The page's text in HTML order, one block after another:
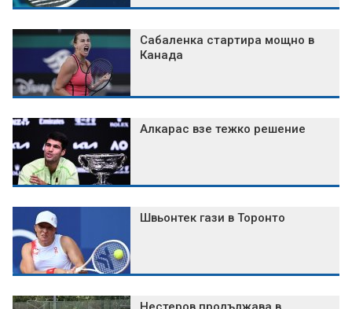
Сабаленка стартира мощно в
Канада
Алкарас взе тежко решение
Швьонтек гази в Торонто